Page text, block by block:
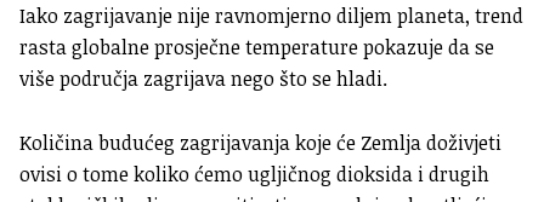
Iako zagrijavanje nije ravnomjerno diljem planeta, trend
rasta globalne prosječne temperature pokazuje da se
više područja zagrijava nego što se hladi.
Količina budućeg zagrijavanja koje će Zemlja doživjeti
ovisi o tome koliko ćemo ugljičnog dioksida i drugih